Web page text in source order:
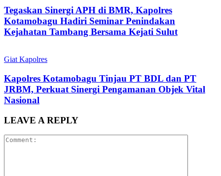
Tegaskan Sinergi APH di BMR, Kapolres
Kotamobagu Hadiri Seminar Penindakan
Kejahatan Tambang Bersama Kejati Sulut
Giat Kapolres
Kapolres Kotamobagu Tinjau PT BDL dan PT
JRBM, Perkuat Sinergi Pengamanan Objek Vital
Nasional
LEAVE A REPLY